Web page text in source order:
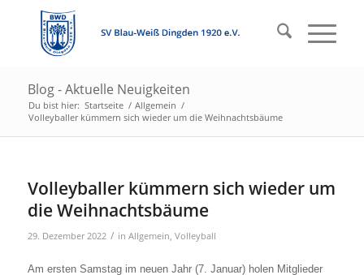
Blog - Aktuelle Neuigkeiten
Du bist hier: Startseite / Allgemein /
Volleyballer kümmern sich wieder um die Weihnachtsbäume
Volleyballer kümmern sich wieder um
die Weihnachtsbäume
29. Dezember 2022 / in Allgemein, Volleyball
Am ersten Samstag im neuen Jahr (7. Januar) holen Mitglieder